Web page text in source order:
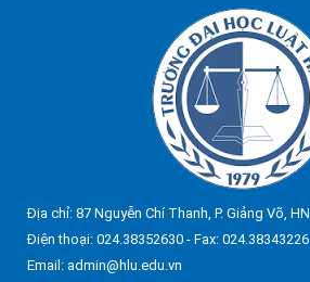
Địa chỉ: 87 Nguyễn Chí Thanh, P. Giảng Võ, HN
Điện thoại: 024.38352630 - Fax: 024.38343226
Email: admin@hlu.edu.vn